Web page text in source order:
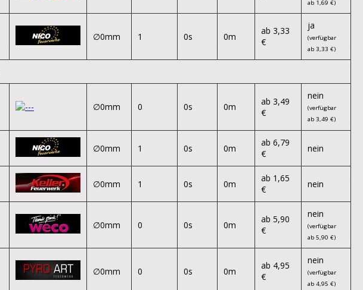
ab 1,69 €)
∅0mm 1 0s 0m
ab 3,33
€
ja
(verfügbar
ab 3,33 €)
∅0mm 0 0s 0m
ab 3,49
€
nein
(verfügbar
ab 3,49 €)
∅0mm 1 0s 0m
ab 6,79
€
nein
∅0mm 1 0s 0m
ab 1,65
€
nein
∅0mm 0 0s 0m
ab 5,90
€
nein
(verfügbar
ab 5,90 €)
∅0mm 0 0s 0m
ab 4,95
€
nein
(verfügbar
ab 4,95 €)